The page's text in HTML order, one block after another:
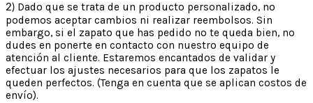
2) Dado que se trata de un producto personalizado, no
podemos aceptar cambios ni realizar reembolsos. Sin
embargo, si el zapato que has pedido no te queda bien, no
dudes en ponerte en contacto con nuestro equipo de
atención al cliente. Estaremos encantados de validar y
efectuar los ajustes necesarios para que los zapatos le
queden perfectos. (Tenga en cuenta que se aplican costos de
envío).